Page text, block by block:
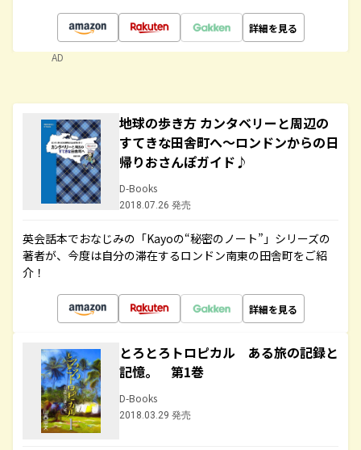
詳細を見る
AD
地球の歩き方 カンタベリーと周辺の
すてきな田舎町へ～ロンドンからの日
帰りおさんぽガイド♪
D-Books
2018.07.26 発売
英会話本でおなじみの「Kayoの“秘密のノート”」シリーズの
著者が、今度は自分の滞在するロンドン南東の田舎町をご紹
介！
詳細を見る
とろとろトロピカル ある旅の記録と
記憶。 第1巻
D-Books
2018.03.29 発売